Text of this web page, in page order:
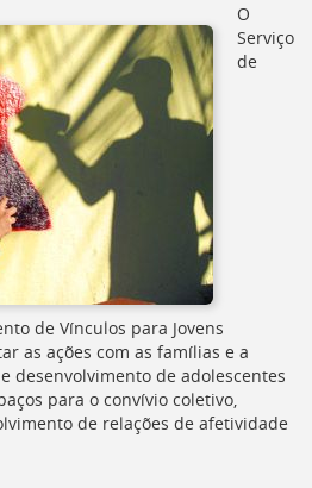
O
Serviço
de
de Vínculos para Jovens
as ações com as famílias e a
desenvolvimento de adolescentes
para o convívio coletivo,
de relações de afetividade